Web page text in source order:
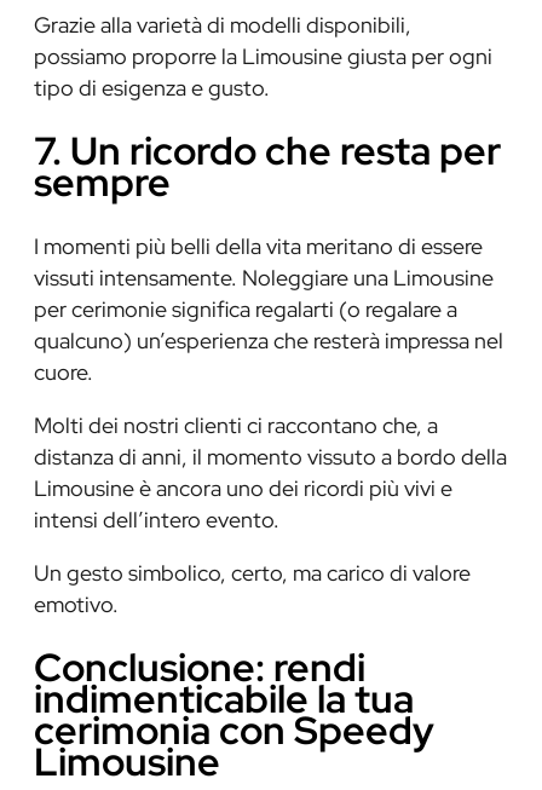
Grazie alla varietà di modelli disponibili,
possiamo proporre la Limousine giusta per ogni
tipo di esigenza e gusto.
7. Un ricordo che resta per
sempre
I momenti più belli della vita meritano di essere
vissuti intensamente. Noleggiare una Limousine
per cerimonie significa regalarti (o regalare a
qualcuno) un’esperienza che resterà impressa nel
cuore.
Molti dei nostri clienti ci raccontano che, a
distanza di anni, il momento vissuto a bordo della
Limousine è ancora uno dei ricordi più vivi e
intensi dell’intero evento.
Un gesto simbolico, certo, ma carico di valore
emotivo.
Conclusione: rendi
indimenticabile la tua
cerimonia con Speedy
Limousine